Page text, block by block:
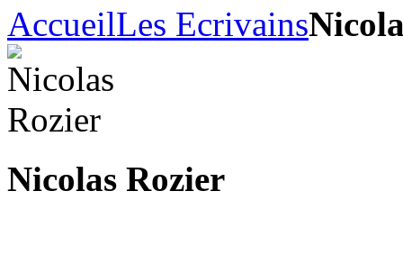
AccueilLes Ecrivains
Nicolas Rozier